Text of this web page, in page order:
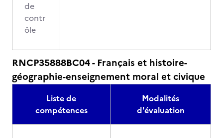
de
contr
ôle
RNCP35888BC04 - Français et histoire-
géographie-enseignement moral et civique
Liste de
compétences
Modalités
d'évaluation